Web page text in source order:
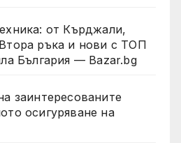
от Кърджали,
ръка и нови с ТОП
България — Bazar.bg
заинтересованите
осигуряване на